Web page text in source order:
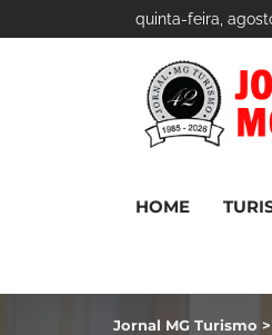
quinta-feira,
HOME
Jornal MG Turismo >